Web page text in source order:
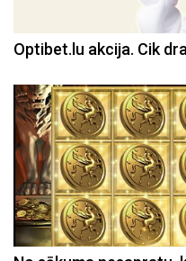
Optibet.lu akcija. Cik